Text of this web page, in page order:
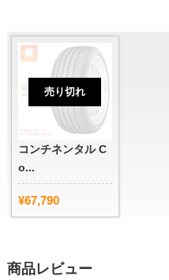
売り切れ
コンチネンタル C
o...
¥67,790
商品レビュー